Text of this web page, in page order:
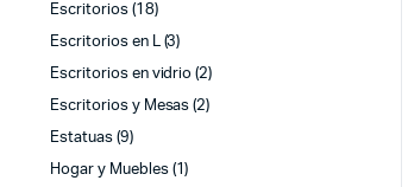
Escritorios (18)
Escritorios en L (3)
Escritorios en vidrio (2)
Escritorios y Mesas (2)
Estatuas (9)
Hogar y Muebles (1)